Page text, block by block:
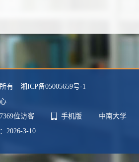
主要任职： 中国英汉语比较研究会副会长兼
业院校：清华大学
学科：
有 湘ICP备05005659号-1
位访客 手机版
中南大学
2026-3-10